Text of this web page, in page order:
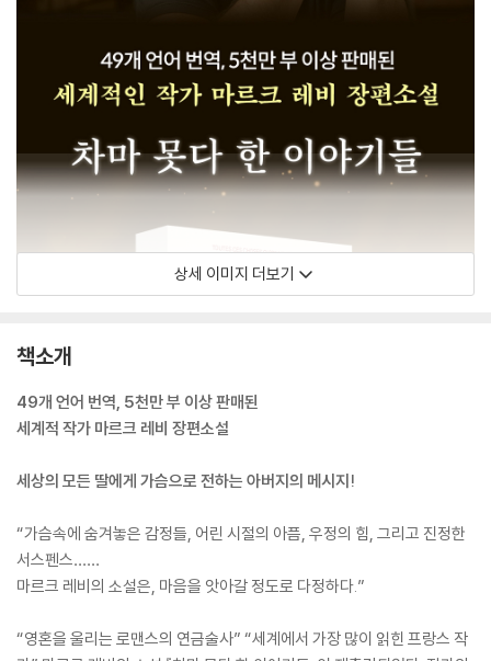
상세 이미지 더보기
책소개
49개 언어 번역, 5천만 부 이상 판매된
세계적 작가 마르크 레비 장편소설
세상의 모든 딸에게 가슴으로 전하는 아버지의 메시지!
“가슴속에 숨겨놓은 감정들, 어린 시절의 아픔, 우정의 힘, 그리고 진정한
서스펜스……
마르크 레비의 소설은, 마음을 앗아갈 정도로 다정하다.”
“영혼을 울리는 로맨스의 연금술사” “세계에서 가장 많이 읽힌 프랑스 작